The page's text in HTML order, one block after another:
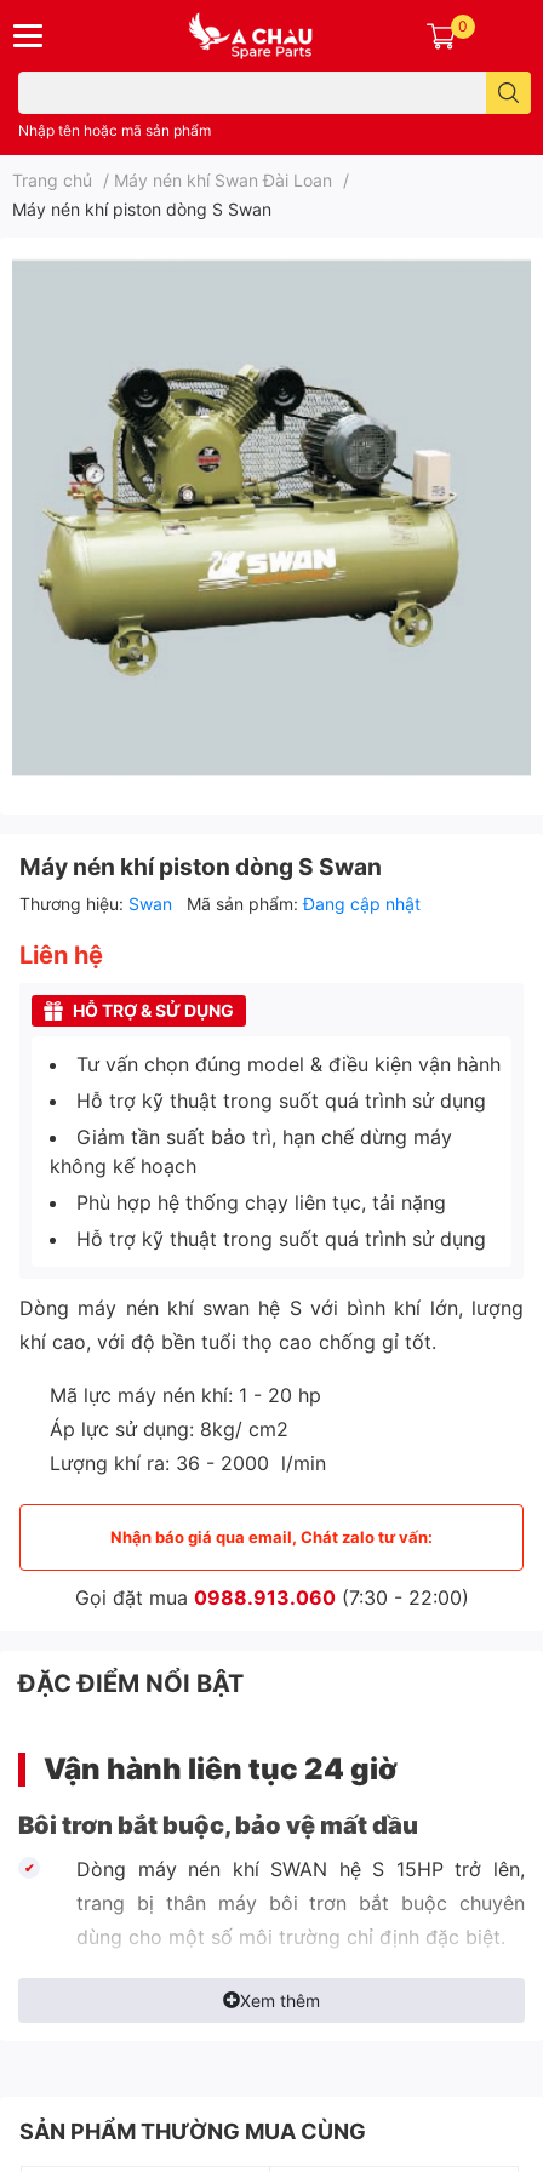
Nhập tên hoặc mã sản phẩm
0
Trang chủ / Máy nén khí Swan Đài Loan
/
Máy nén khí piston dòng S Swan
Máy nén khí piston dòng S Swan
Thương hiệu: Swan Mã sản phẩm:Đang cập nhật
Liên hệ
HỖ TRỢ & SỬ DỤNG
Tư vấn chọn đúng model & điều kiện vận hành
Hỗ trợ kỹ thuật trong suốt quá trình sử dụng
Giảm tần suất bảo trì, hạn chế dừng máy
không kế hoạch
Phù hợp hệ thống chạy liên tục, tải nặng
Hỗ trợ kỹ thuật trong suốt quá trình sử dụng
Dòng máy nén khí swan hệ S với bình khí lớn, lượng
khí cao, với độ bền tuổi thọ cao chống gỉ tốt.
Mã lực máy nén khí: 1 - 20 hp
Áp lực sử dụng: 8kg/ cm2
Lượng khí ra: 36 - 2000 l/min
Nhận báo giá qua email, Chát zalo tư vấn:
Gọi đặt mua 0988.913.060(7:30 - 22:00)
ĐẶC ĐIỂM NỔI BẬT
Vận hành liên tục 24 giờ
Bôi trơn bắt buộc, bảo vệ mất dầu
Dòng máy nén khí SWAN hệ S 15HP trở lên,
trang bị thân máy bôi trơn bắt buộc chuyên
dùng cho một số môi trường chỉ định đặc biệt.
Thiết kế theo chỉ định đặc biệt của khách hàng,
nếu như công việc muốn vận hành 24 giờ hoặc
hợp với yêu cầu của bạn.
Xem thêm
SẢN PHẨM THƯỜNG MUA CÙNG